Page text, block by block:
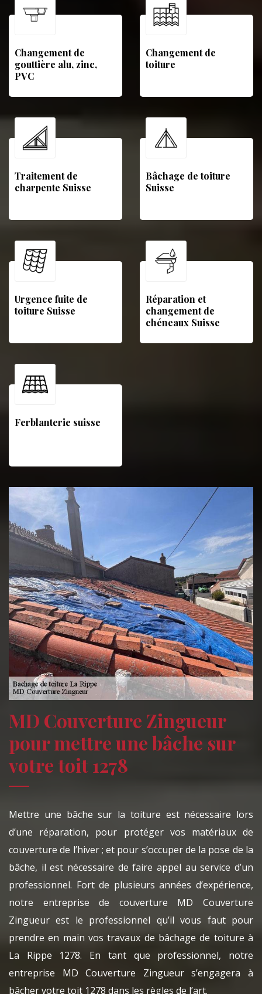
Changement de
gouttière alu, zinc,
PVC
Changement de
toiture
Traitement de
charpente Suisse
Bâchage de toiture
Suisse
Urgence fuite de
toiture Suisse
Réparation et
changement de
chéneaux Suisse
Ferblanterie suisse
MD Couverture Zingueur
pour mettre une bâche sur
votre toit 1278
Mettre une bâche sur la toiture est nécessaire lors
d’une réparation, pour protéger vos matériaux de
couverture de l’hiver ; et pour s’occuper de la pose de la
bâche, il est nécessaire de faire appel au service d’un
professionnel. Fort de plusieurs années d’expérience,
notre entreprise de couverture MD Couverture
Zingueur est le professionnel qu’il vous faut pour
prendre en main vos travaux de bâchage de toiture à
La Rippe 1278. En tant que professionnel, notre
entreprise MD Couverture Zingueur s’engagera à
bâcher votre toit 1278 dans les règles de l’art.